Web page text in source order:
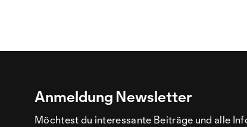
Anmeldung Newsletter
Möchtest du interessante Beiträge und alle